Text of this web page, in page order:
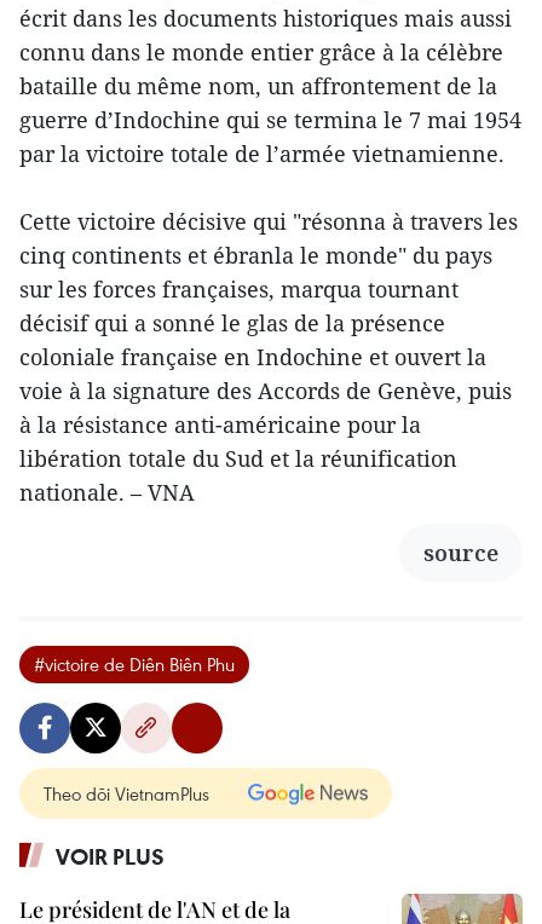
écrit dans les documents historiques mais aussi
connu dans le monde entier grâce à la célèbre
bataille du même nom, un affrontement de la
guerre d’Indochine qui se termina le 7 mai 1954
par la victoire totale de l’armée vietnamienne.
Cette victoire décisive qui "résonna à travers les
cinq continents et ébranla le monde" du pays
sur les forces françaises, marqua tournant
décisif qui a sonné le glas de la présence
coloniale française en Indochine et ouvert la
voie à la signature des Accords de Genève, puis
à la résistance anti-américaine pour la
libération totale du Sud et la réunification
nationale. – VNA
source
#victoire de Diên Biên Phu
Theo dõi VietnamPlus
VOIR PLUS
Le président de l'AN et de la